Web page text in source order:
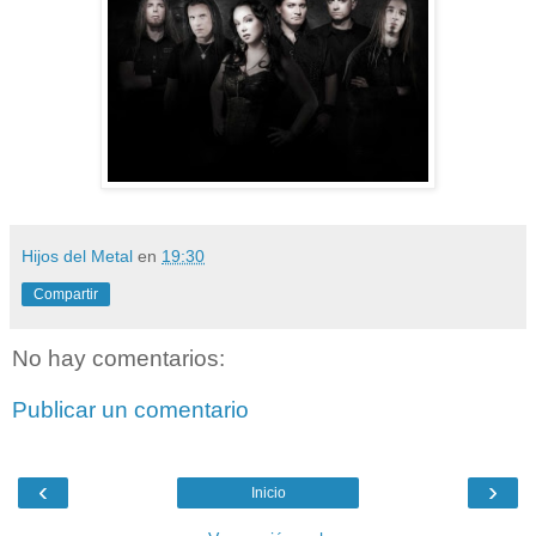
Hijos del Metal en 19:30
Compartir
No hay comentarios:
Publicar un comentario
‹ ›
Inicio